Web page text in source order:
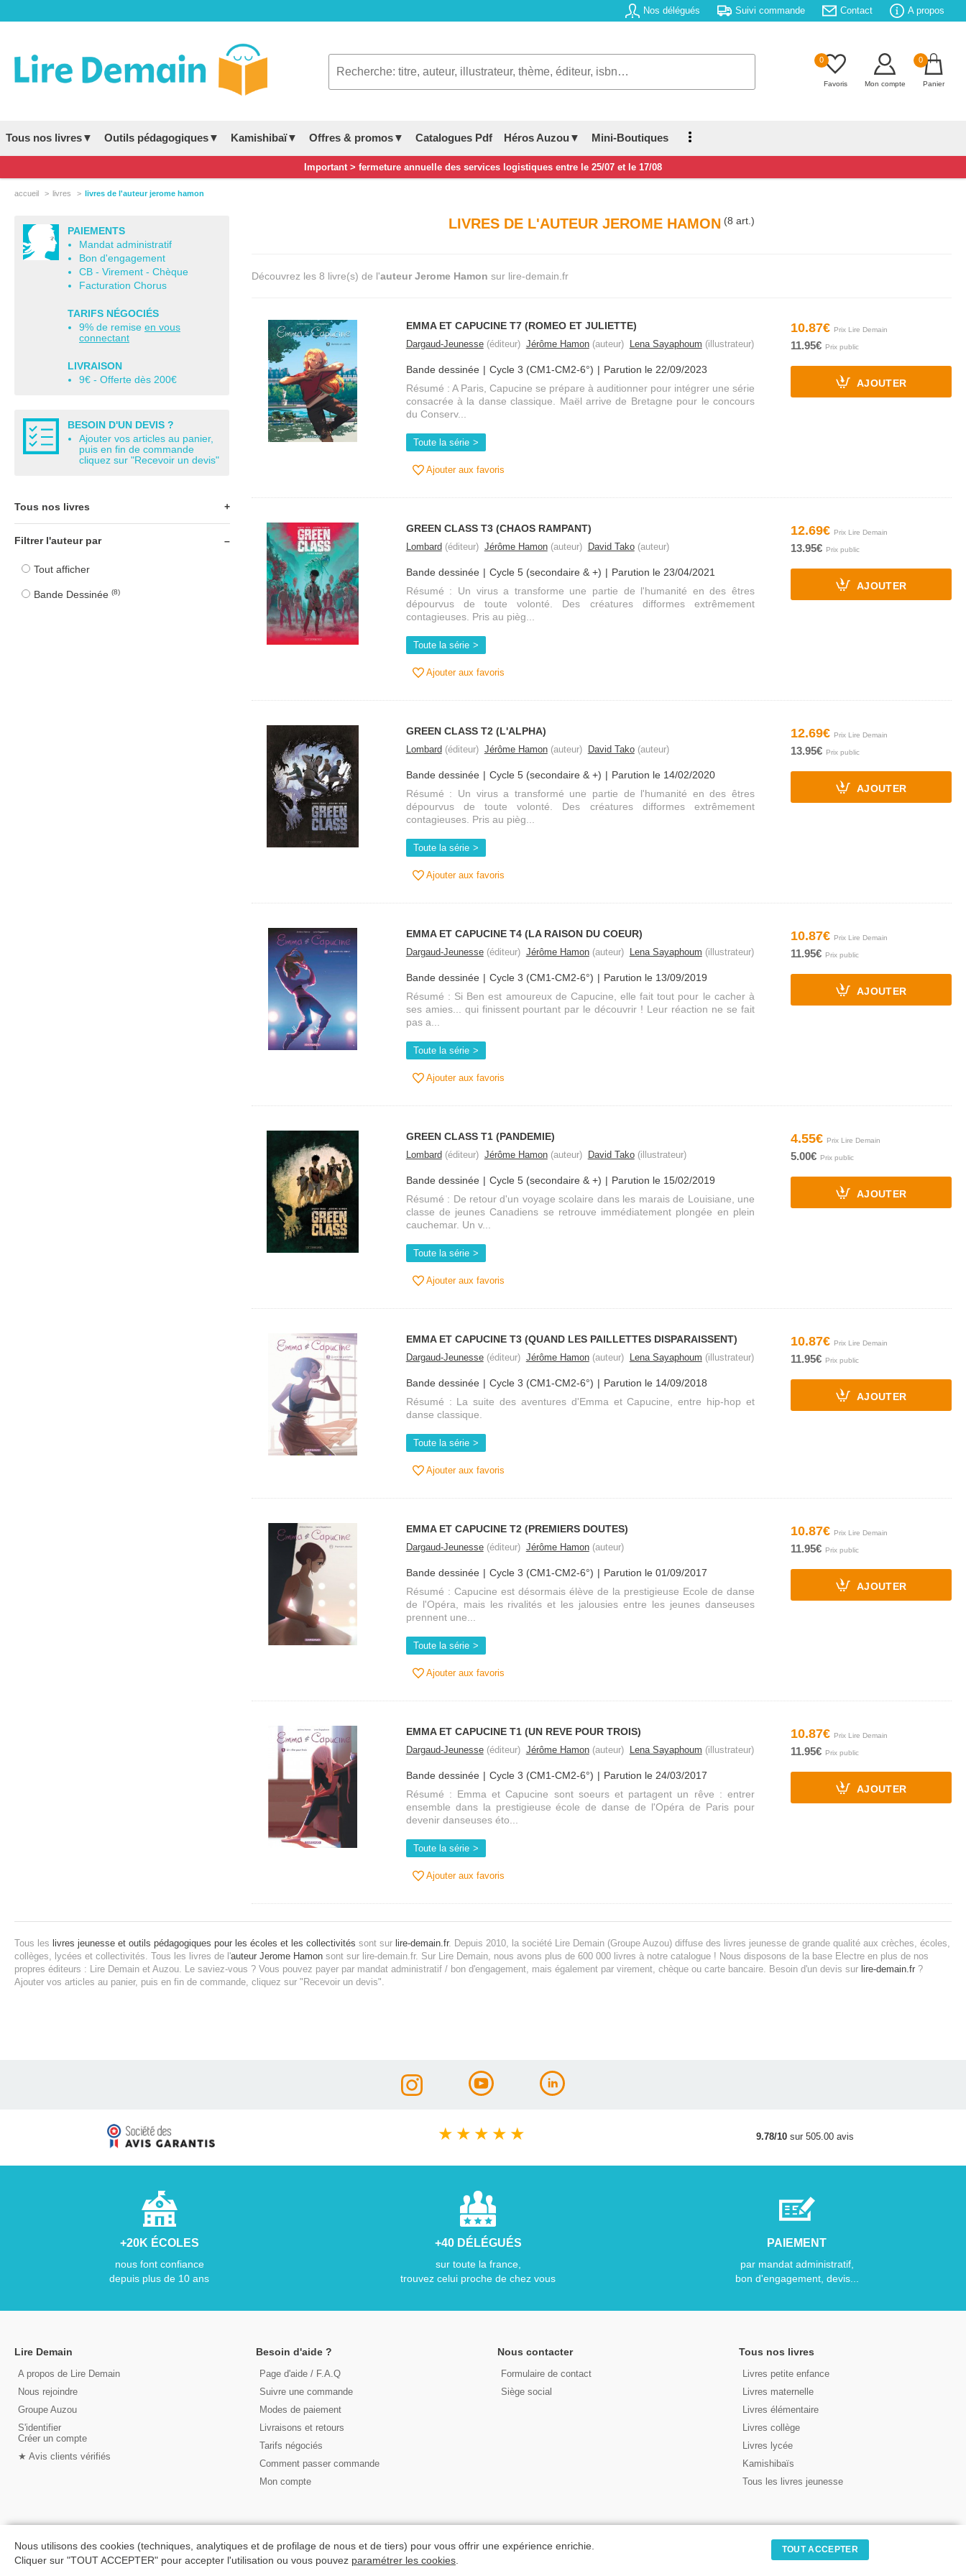
Nos délégués Suivi commande Contact A propos
0
Favoris Mon compte
0
Panier
Tous nos livres▼ Outils pédagogiques▼ Kamishibaï▼ Offres & promos▼ Catalogues Pdf Héros Auzou▼ Mini-Boutiques
Important > fermeture annuelle des services logistiques entre le 25/07 et le 17/08
accueil livres livres de l'auteur jerome hamon
PAIEMENTS
Mandat administratif
Bon d'engagement
CB - Virement - Chèque
Facturation Chorus
TARIFS NÉGOCIÉS
9% de remise en vous
connectant
LIVRAISON
9€ - Offerte dès 200€
BESOIN D'UN DEVIS ?
Ajouter vos articles au panier,
puis en fin de commande
cliquez sur "Recevoir un devis"
Tous nos livres
Tout le catalogue
Petite enfance
Filtrer l'auteur par
Tout afficher
Bande Dessinée (8)
LIVRES DE L'AUTEUR JEROME HAMON (8 art.)
Découvrez les 8 livre(s) de l'auteur Jerome Hamon sur lire-demain.fr
EMMA ET CAPUCINE T7 (ROMEO ET JULIETTE)
Dargaud-Jeunesse(éditeur) Jérôme Hamon(auteur) Lena Sayaphoum (illustrateur)
Bande dessinée Cycle 3 (CM1-CM2-6°)
Parution le 22/09/2023
Résumé : A Paris, Capucine se prépare à auditionner pour intégrer une série
consacrée à la danse classique. Maël arrive de Bretagne pour le concours
du Conserv...
Toute la série
Ajouter aux favoris
10.87€
11.95€
AJOUTER
GREEN CLASS T3 (CHAOS RAMPANT)
Lombard (éditeur) Jérôme Hamon(auteur) David Tako(auteur)
Bande dessinée Cycle 5 (secondaire & +)
Parution le 23/04/2021
Résumé : Un virus a transforme une partie de l'humanité en des êtres
dépourvus de toute volonté. Des créatures difformes extrêmement
contagieuses. Pris au pièg...
Toute la série
Ajouter aux favoris
12.69€
13.95€
AJOUTER
GREEN CLASS T2 (L'ALPHA)
Lombard (éditeur) Jérôme Hamon(auteur) David Tako(auteur)
Bande dessinée Cycle 5 (secondaire & +)
Parution le 14/02/2020
Résumé : Un virus a transformé une partie de l'humanité en des êtres
dépourvus de toute volonté. Des créatures difformes extrêmement
contagieuses. Pris au pièg...
Toute la série
Ajouter aux favoris
12.69€
13.95€
AJOUTER
EMMA ET CAPUCINE T4 (LA RAISON DU COEUR)
Dargaud-Jeunesse(éditeur) Jérôme Hamon(auteur) Lena Sayaphoum (illustrateur)
Bande dessinée Cycle 3 (CM1-CM2-6°)
Parution le 13/09/2019
Résumé : Si Ben est amoureux de Capucine, elle fait tout pour le cacher à
ses amies... qui finissent pourtant par le découvrir ! Leur réaction ne se fait
pas a...
Toute la série
Ajouter aux favoris
10.87€
11.95€
AJOUTER
GREEN CLASS T1 (PANDEMIE)
Lombard (éditeur) Jérôme Hamon(auteur) David Tako(illustrateur)
Bande dessinée Cycle 5 (secondaire & +)
Parution le 15/02/2019
Résumé : De retour d'un voyage scolaire dans les marais de Louisiane, une
classe de jeunes Canadiens se retrouve immédiatement plongée en plein
cauchemar. Un v...
Toute la série
Ajouter aux favoris
4.55€
5.00€
AJOUTER
EMMA ET CAPUCINE T3 (QUAND LES PAILLETTES DISPARAISSENT)
Dargaud-Jeunesse(éditeur) Jérôme Hamon(auteur) Lena Sayaphoum (illustrateur)
Bande dessinée Cycle 3 (CM1-CM2-6°)
Parution le 14/09/2018
Résumé : La suite des aventures d'Emma et Capucine, entre hip-hop et
danse classique.
Toute la série
Ajouter aux favoris
10.87€
11.95€
AJOUTER
EMMA ET CAPUCINE T2 (PREMIERS DOUTES)
Dargaud-Jeunesse(éditeur) Jérôme Hamon(auteur)
Bande dessinée Cycle 3 (CM1-CM2-6°)
Parution le 01/09/2017
Résumé : Capucine est désormais élève de la prestigieuse Ecole de danse
de l'Opéra, mais les rivalités et les jalousies entre les jeunes danseuses
prennent une...
Toute la série
Ajouter aux favoris
10.87€
11.95€
AJOUTER
EMMA ET CAPUCINE T1 (UN REVE POUR TROIS)
Dargaud-Jeunesse(éditeur) Jérôme Hamon(auteur) Lena Sayaphoum (illustrateur)
Bande dessinée Cycle 3 (CM1-CM2-6°)
Parution le 24/03/2017
Résumé : Emma et Capucine sont soeurs et partagent un rêve : entrer
ensemble dans la prestigieuse école de danse de l'Opéra de Paris pour
devenir danseuses éto...
Toute la série
Ajouter aux favoris
10.87€
11.95€
AJOUTER
Tous les livres jeunesse et outils pédagogiques pour les écoles et les collectivités sont sur lire-demain.fr. Depuis 2010, la société Lire Demain (Groupe Auzou) diffuse des livres jeunesse de grande qualité aux crèches, écoles,
collèges, lycées et collectivités. Tous les livres de l'auteur Jerome Hamon sont sur lire-demain.fr. Sur Lire Demain, nous avons plus de 600 000 livres à notre catalogue ! Nous disposons de la base Electre en plus de nos
propres éditeurs : Lire Demain et Auzou. Le saviez-vous ? Vous pouvez payer par mandat administratif / bon d'engagement, mais également par virement, chèque ou carte bancaire. Besoin d'un devis sur lire-demain.fr ?
Ajouter vos articles au panier, puis en fin de commande, cliquez sur "Recevoir un devis".
★ ★ ★ ★ ★ 9.78/10sur 505.00 avis
+20K ÉCOLES
nous font confiance
depuis plus de 10 ans
+40 DÉLÉGUÉS
sur toute la france,
trouvez celui proche de chez vous
PAIEMENT
par mandat administratif,
bon d'engagement, devis...
Lire Demain
A propos de Lire Demain
Nous rejoindre
Groupe Auzou
S'identifier
Créer un compte
★ Avis clients vérifiés
Besoin d'aide ?
Page d'aide / F.A.Q
Suivre une commande
Modes de paiement
Livraisons et retours
Tarifs négociés
Comment passer commande
Mon compte
Nous contacter
Formulaire de contact
Siège social
Tous nos livres
Livres petite enfance
Livres maternelle
Livres élémentaire
Livres collège
Livres lycée
Kamishibaïs
Tous les livres jeunesse
C.G.U | C.G.V | Plan du site
Nous utilisons des cookies (techniques, analytiques et de profilage de nous et de tiers) pour vous offrir une expérience enrichie.
Cliquer sur "TOUT ACCEPTER" pour accepter l'utilisation ou vous pouvez paramétrer les cookies.
TOUT ACCEPTER